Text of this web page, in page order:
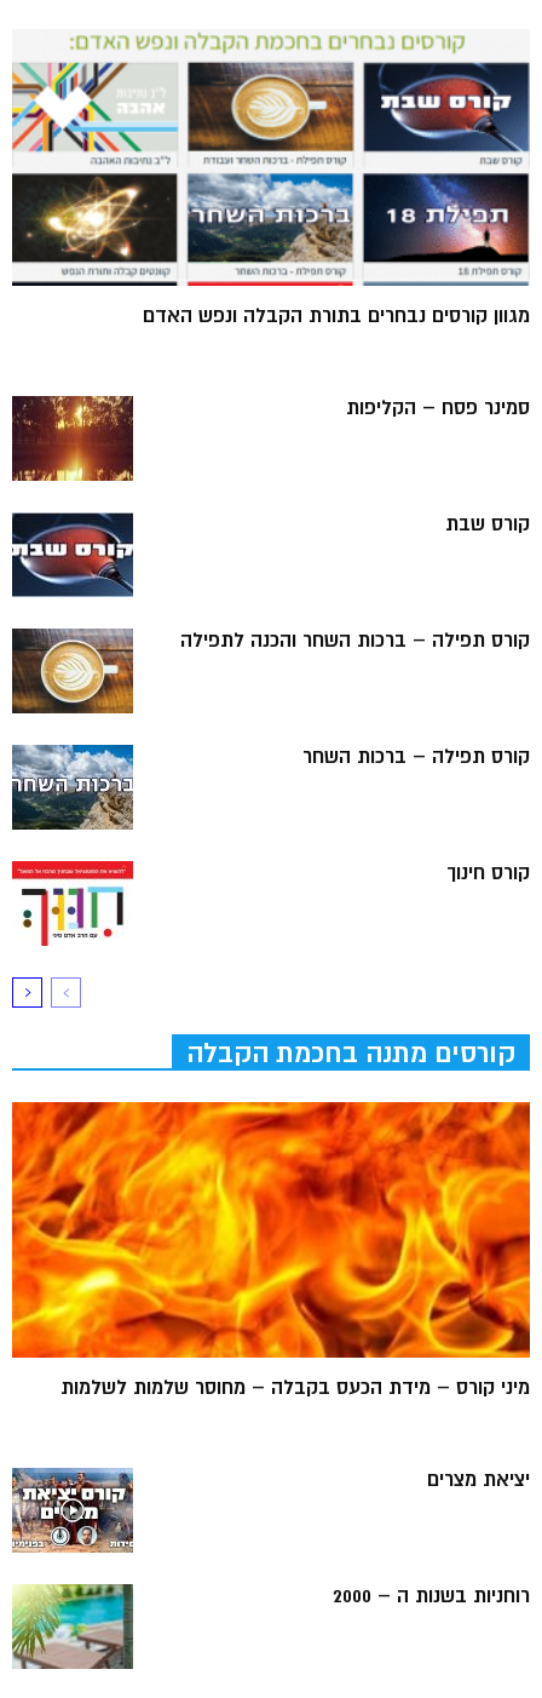
מגוון קורסים נבחרים בתורת הקבלה ונפש האדם
סמינר פסח – הקליפות
קורס שבת
קורס תפילה – ברכות השחר והכנה לתפילה
קורס תפילה – ברכות השחר
קורס חינוך
קורסים מתנה בחכמת הקבלה
מיני קורס – מידת הכעס בקבלה – מחוסר שלמות לשלמות
יציאת מצרים
רוחניות בשנות ה – 2000